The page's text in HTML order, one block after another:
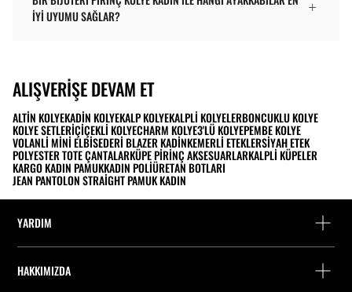
IYI UYUMU SAĞLAR?
ALIŞVERIŞE DEVAM ET
ALTIN KOLYEKADIN KOLYEKALP KOLYEKALPLI KOLYELERBONCUKLU KOLYE
KOLYE SETLERIÇIÇEKLI KOLYECHARM KOLYE3'LÜ KOLYEPEMBE KOLYE
VOLANLI MINI ELBISEDERI BLAZER KADINKEMERLI ETEKLERSIYAH ETEK
POLYESTER TOTE ÇANTALARKÜPE PIRINÇ AKSESUARLARKALPLI KÜPELER
KARGO KADIN PAMUKKADIN POLIÜRETAN BOTLARI
JEAN PANTOLON STRAIGHT PAMUK KADIN
YARDIM
Siparişi takip edin
HAKKIMIZDA